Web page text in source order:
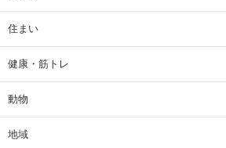
住まい
健康・筋トレ
動物
地域